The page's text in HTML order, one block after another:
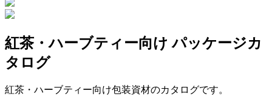
紅茶・ハーブティー向け パッケージカ
タログ
紅茶・ハーブティー向け包装資材のカタログです。